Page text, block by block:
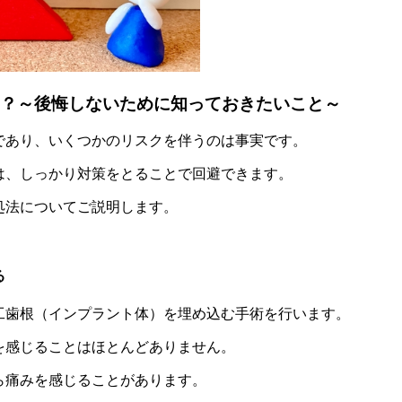
～後悔しないために知っておきたいこと～
り、いくつかのリスクを伴うのは事実です。
しっかり対策をとることで回避できます。
についてご説明します。
根（インプラント体）を埋め込む手術を行います。
じることはほとんどありません。
みを感じることがあります。